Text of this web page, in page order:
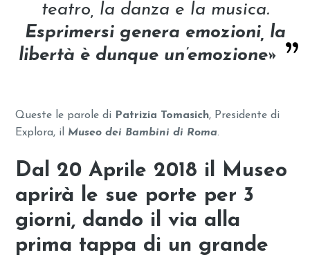
teatro, la danza e la musica.
Esprimersi genera emozioni, la
libertà è dunque un’emozione»
Queste le parole di Patrizia Tomasich, Presidente di
Explora, il Museo dei Bambini di Roma.
Dal 20 Aprile 2018 il Museo
aprirà le sue porte per 3
giorni, dando il via alla
prima tappa di un grande